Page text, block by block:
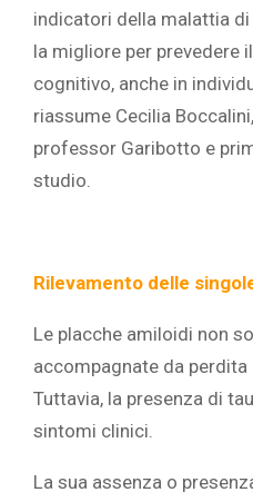
indicatori della malattia di
la migliore per prevedere
cognitivo, anche in
riassume Cecilia
professor Garibotto e
studio.
Rilevamento delle
Le placche amiloidi non
accompagnate da
Tuttavia, la presenza di
sintomi clinici.
La sua assenza o